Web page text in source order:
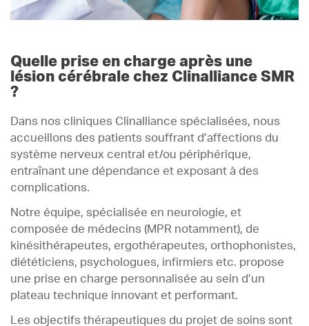
Quelle prise en charge après une
lésion cérébrale chez Clinalliance SMR
?
Dans nos cliniques Clinalliance spécialisées, nous
accueillons des patients souffrant d’affections du
système nerveux central et/ou périphérique,
entraînant une dépendance et exposant à des
complications.
Notre équipe, spécialisée en neurologie, et
composée de médecins (MPR notamment), de
kinésithérapeutes, ergothérapeutes, orthophonistes,
diététiciens, psychologues, infirmiers etc. propose
une prise en charge personnalisée au sein d’un
plateau technique innovant et performant.
Les objectifs thérapeutiques du projet de soins sont